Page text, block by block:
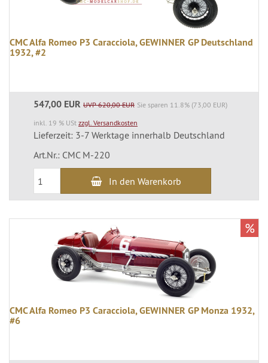
CMC Alfa Romeo P3 Caracciola, GEWINNER GP Deutschland
1932, #2
547,00 EUR UVP 620,00 EUR Sie sparen 11.8% (73,00 EUR)
inkl. 19 % USt zzgl. Versandkosten
Lieferzeit: 3-7 Werktage innerhalb Deutschland
Art.Nr.: CMC M-220
In den Warenkorb
CMC Alfa Romeo P3 Caracciola, GEWINNER GP Monza 1932,
#6
%